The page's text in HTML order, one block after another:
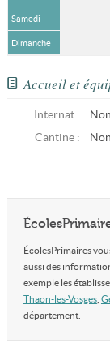
Samedi
Dimanche
Accueil et
Internat :
Non
Cantine :
Non
ÉcolesPrimaires
aussi des
exemple les
Thaon-les-Vosges,
département.